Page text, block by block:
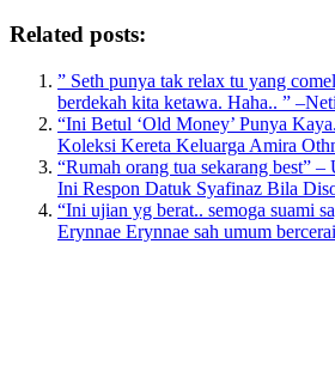
Related posts:
” Seth punya tak relax tu yang
berdekah kita ketawa. Haha.. ”
“Ini Betul ‘Old Money’ Punya
Koleksi Kereta Keluarga Amira
“Rumah orang tua sekarang best”
Ini Respon Datuk Syafinaz Bila
“Ini ujian yg berat.. semoga suami
Erynnae Erynnae sah umum bercerai